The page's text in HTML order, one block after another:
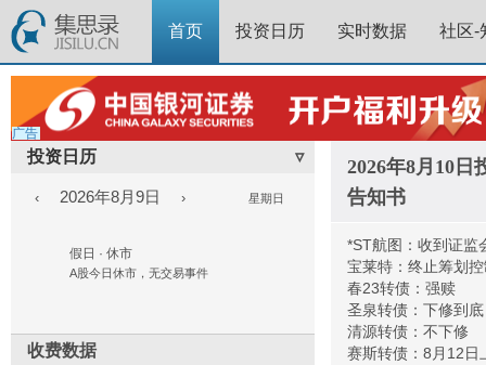
首页 投资日历 实时数据 社区-
广告
投资日历 ▿
‹ 2026年8月9日 › 星期日
假日 · 休市
A股今日休市，无交易事件
收费数据
2026年8月10
告知书
*ST航图：收到证监
宝莱特：终止筹划
春23转债：强赎
圣泉转债：下修到底
清源转债：不下修
赛斯转债：8月12日